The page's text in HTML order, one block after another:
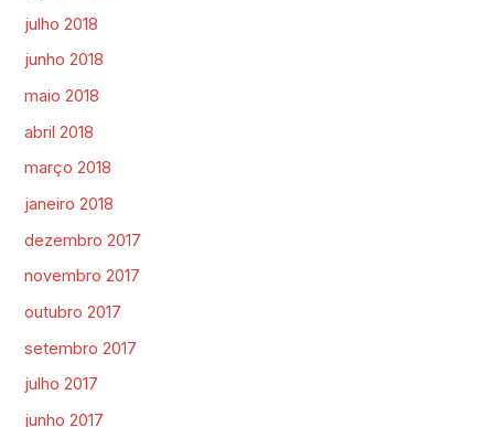
julho 2018
junho 2018
maio 2018
abril 2018
março 2018
janeiro 2018
dezembro 2017
novembro 2017
outubro 2017
setembro 2017
julho 2017
junho 2017